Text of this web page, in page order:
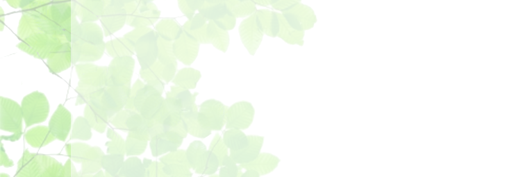
ビ
ゲ
シ
ョ
ン